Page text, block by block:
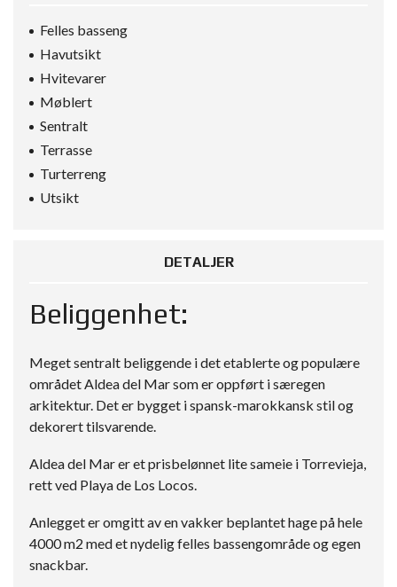
Felles basseng
Havutsikt
Hvitevarer
Møblert
Sentralt
Terrasse
Turterreng
Utsikt
DETALJER
Beliggenhet:
Meget sentralt beliggende i det etablerte og populære
området Aldea del Mar som er oppført i særegen
arkitektur. Det er bygget i spansk-marokkansk stil og
dekorert tilsvarende.
Aldea del Mar er et prisbelønnet lite sameie i Torrevieja,
rett ved Playa de Los Locos.
Anlegget er omgitt av en vakker beplantet hage på hele
4000 m2 med et nydelig felles bassengområde og egen
snackbar.